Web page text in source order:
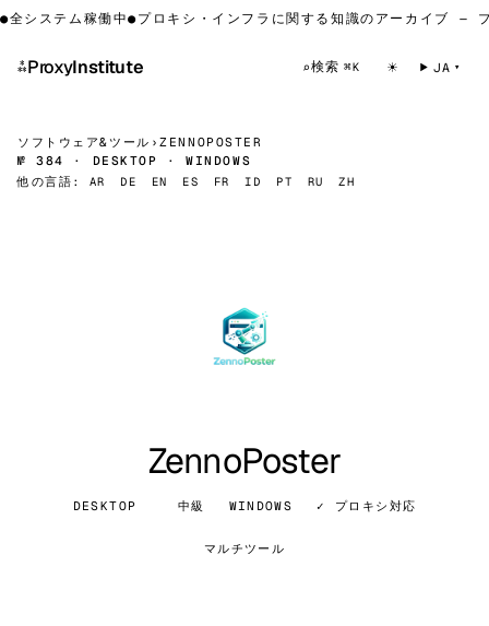
システム稼働中●プロキシ・インフラに関する知識のアーカイブ — プ
⁂ProxyInstitute ⌕検索 ⌘K ☀ JA
ソフトウェア&ツール ›ZENNOPOSTER
№ 384 · DESKTOP · WINDOWS
他の言語:
AR DE EN ES FR ID PT RU ZH
ZennoPoster
DESKTOP 中級 WINDOWS ✓ プロキシ対応
マルチツール